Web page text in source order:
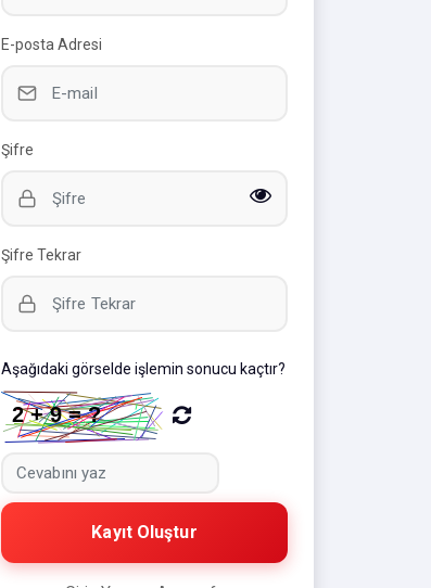
E-posta Adresi
Şifre
Şifre Tekrar
Aşağıdaki görselde işlemin sonucu kaçtır?
Kayıt Oluştur